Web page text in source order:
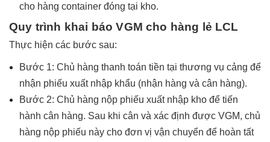
cho hàng container đóng tại kho.
Quy trình khai báo VGM cho hàng lẻ LCL
Thực hiện các bước sau:
Bước 1: Chủ hàng thanh toán tiền tại thương vụ cảng để
nhận phiếu xuất nhập khẩu (nhận hàng và cân hàng).
Bước 2: Chủ hàng nộp phiếu xuất nhập kho để tiến
hành cân hàng. Sau khi cân và xác định được VGM, chủ
hàng nộp phiếu này cho đơn vị vận chuyển để hoàn tất